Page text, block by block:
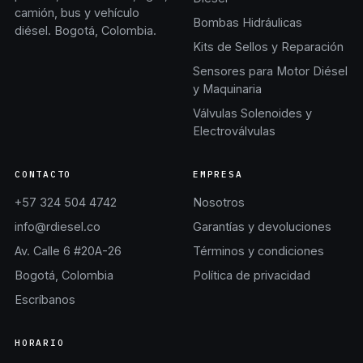
camión, bus y vehículo
diésel. Bogotá, Colombia.
Bombas Hidráulicas
Kits de Sellos y Reparación
Sensores para Motor Diésel
y Maquinaria
Válvulas Solenoides y
Electroválvulas
CONTACTO
+57 324 504 4742
info@rdiesel.co
Av. Calle 6 #20A-26
Bogotá, Colombia
Escríbanos
EMPRESA
Nosotros
Garantías y devoluciones
Términos y condiciones
Política de privacidad
HORARIO